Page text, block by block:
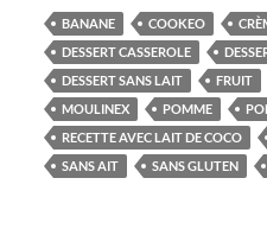
BANANE COOKEO
DESSERT CASSEROLE
DESSERT SANS LAIT
FRUIT
MOULINEX
POMME
RECETTE AVEC LAIT DE COCO
SANS AIT
SANS GLUTEN